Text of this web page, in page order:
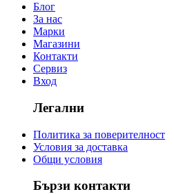
Блог
За нас
Марки
Магазини
Контакти
Сервиз
Вход
Легални
Политика за поверителност
Условия за доставка
Общи условия
Бързи контакти